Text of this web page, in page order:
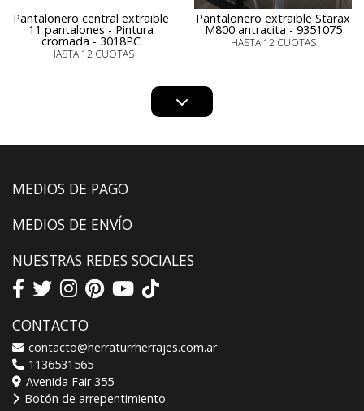
Pantalonero central extraible
11 pantalones - Pintura
cromada - 3018PC
HASTA 12 CUOTAS
Pantalonero extraible Starax
M800 antracita - 9351075
HASTA 12 CUOTAS
MEDIOS DE PAGO
MEDIOS DE ENVÍO
NUESTRAS REDES SOCIALES
CONTACTO
contacto@herraturrherrajes.com.ar
1136531565
Avenida Fair 355
Botón de arrepentimiento